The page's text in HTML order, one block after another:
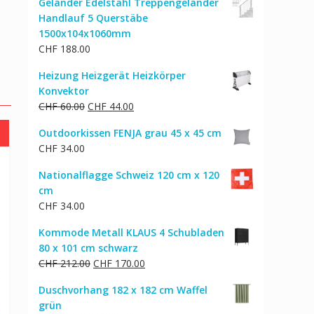
Geländer Edelstahl Treppengeländer
Handlauf 5 Querstäbe
1500x104x1060mm
CHF 188.00
Heizung Heizgerät Heizkörper
Konvektor
CHF60.00 Ursprünglicher
war:
CHF 44.00
ist:
Outdoorkissen FENJA grau 45 x 45 cm
CHF 34.00
Nationalflagge Schweiz 120 cm x 120
cm
CHF 34.00
Kommode Metall KLAUS 4 Schubladen
80 x 101 cm schwarz
CHF212.00 Ursprünglicher
war:
CHF 170.00
ist:
Duschvorhang 182 x 182 cm Waffel
grün